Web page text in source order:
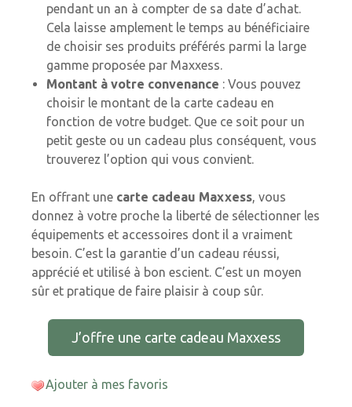
pendant un an à compter de sa date d’achat.
Cela laisse amplement le temps au bénéficiaire
de choisir ses produits préférés parmi la large
gamme proposée par Maxxess.
Montant à votre convenance : Vous pouvez
choisir le montant de la carte cadeau en
fonction de votre budget. Que ce soit pour un
petit geste ou un cadeau plus conséquent, vous
trouverez l’option qui vous convient.
En offrant une carte cadeau Maxxess, vous
donnez à votre proche la liberté de sélectionner les
équipements et accessoires dont il a vraiment
besoin. C’est la garantie d’un cadeau réussi,
apprécié et utilisé à bon escient. C’est un moyen
sûr et pratique de faire plaisir à coup sûr.
J’offre une carte cadeau Maxxess
Ajouter à mes favoris